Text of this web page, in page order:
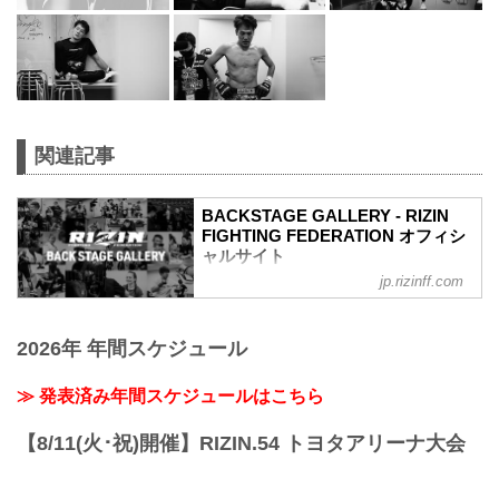
関連記事
BACKSTAGE GALLERY - RIZIN
FIGHTING FEDERATION オフィシ
ャルサイト
BACKSTAGE GALLERY の記事一覧 - 格
イジン ファイティング フェデレーショ
いきます。
jp.rizinff.com
2026年 年間スケジュール
≫ 発表済み年間スケジュールはこちら
【8/11(火･祝)開催】RIZIN.54 トヨタアリーナ大会